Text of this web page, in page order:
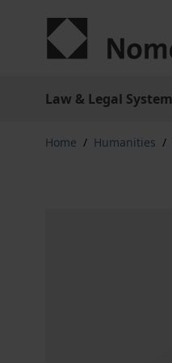
Law & Legal System
Home / Humanities /